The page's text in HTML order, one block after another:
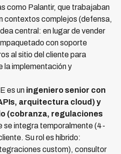
como Palantir, que trabajaban
contextos complejos (defensa,
central: en lugar de vender
con soporte
al sitio del cliente para
la implementación y
es un ingeniero senior con
arquitectura cloud) y
(cobranza, regulaciones
se integra temporalmente (4-
Su rol es híbrido:
custom), consultor